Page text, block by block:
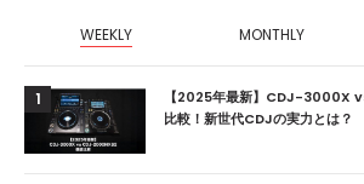
WEEKLY MONTHLY
1
【2025年最新】CDJ-3000X
比較！新世代CDJの実力とは？